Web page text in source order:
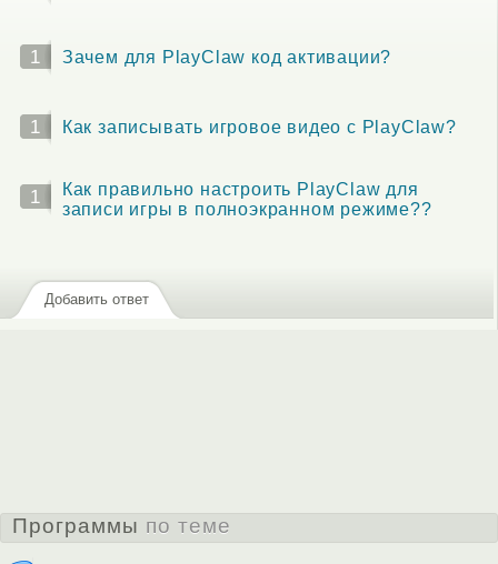
1 Зачем для PlayClaw код активации?
1 Как записывать игровое видео с PlayClaw?
1
Как правильно настроить PlayClaw для
записи игры в полноэкранном режиме??
Добавить ответ
Программы по теме